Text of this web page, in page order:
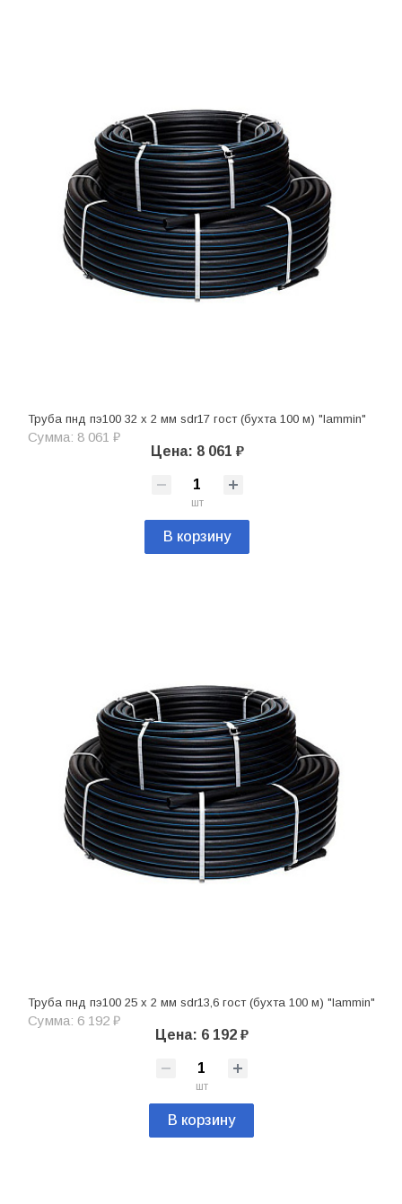
Труба пнд пэ100 32 х 2 мм sdr17 гост (бухта 100 м) "lammin"
Сумма: 8 061 ₽
Цена: 8 061 ₽
шт
В корзину
Труба пнд пэ100 25 х 2 мм sdr13,6 гост (бухта 100 м) "lammin"
Сумма: 6 192 ₽
Цена: 6 192 ₽
шт
В корзину